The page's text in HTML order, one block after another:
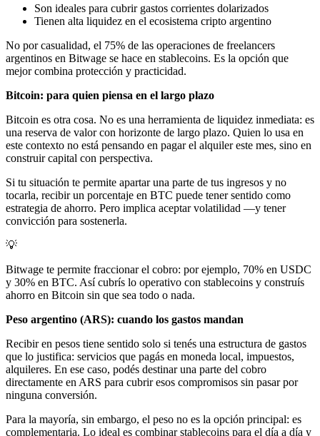
Son ideales para cubrir gastos corrientes dolarizados
Tienen alta liquidez en el ecosistema cripto argentino
No por casualidad, el 75% de las operaciones de freelancers
argentinos en Bitwage se hace en stablecoins. Es la opción que
mejor combina protección y practicidad.
Bitcoin: para quien piensa en el largo plazo
Bitcoin es otra cosa. No es una herramienta de liquidez inmediata: es
una reserva de valor con horizonte de largo plazo. Quien lo usa en
este contexto no está pensando en pagar el alquiler este mes, sino en
construir capital con perspectiva.
Si tu situación te permite apartar una parte de tus ingresos y no
tocarla, recibir un porcentaje en BTC puede tener sentido como
estrategia de ahorro. Pero implica aceptar volatilidad —y tener
convicción para sostenerla.
💡
Bitwage te permite fraccionar el cobro: por ejemplo, 70% en USDC
y 30% en BTC. Así cubrís lo operativo con stablecoins y construís
ahorro en Bitcoin sin que sea todo o nada.
Peso argentino (ARS): cuando los gastos mandan
Recibir en pesos tiene sentido solo si tenés una estructura de gastos
que lo justifica: servicios que pagás en moneda local, impuestos,
alquileres. En ese caso, podés destinar una parte del cobro
directamente en ARS para cubrir esos compromisos sin pasar por
ninguna conversión.
Para la mayoría, sin embargo, el peso no es la opción principal: es
complementaria. Lo ideal es combinar stablecoins para el día a día y